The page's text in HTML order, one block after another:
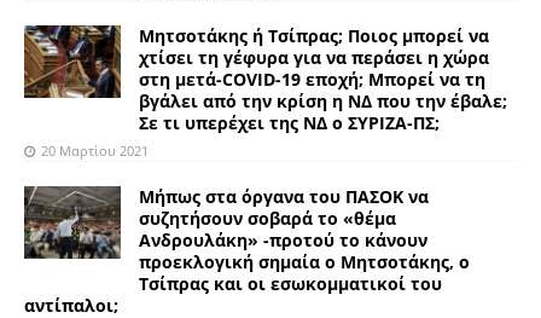
Μητσοτάκης ή Τσίπρας; Ποιος μπορεί να
χτίσει τη γέφυρα για να περάσει η χώρα
στη μετά-COVID-19 εποχή; Μπορεί να τη
βγάλει από την κρίση η ΝΔ που την έβαλε;
Σε τι υπερέχει της ΝΔ ο ΣΥΡΙΖΑ-ΠΣ;
20 Μαρτίου 2021
Μήπως στα όργανα του ΠΑΣΟΚ να
συζητήσουν σοβαρά το «θέμα
Ανδρουλάκη» -προτού το κάνουν
προεκλογική σημαία ο Μητσοτάκης, ο
Τσίπρας και οι εσωκομματικοί του
αντίπαλοι;